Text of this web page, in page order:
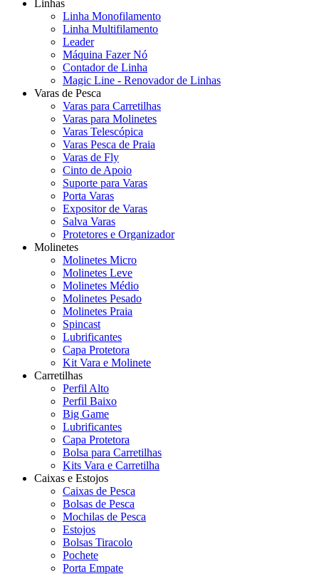
Linhas
Linha Monofilamento
Linha Multifilamento
Leader
Máquina Fazer Nó
Contador de Linha
Magic Line - Renovador de Linhas
Varas de Pesca
Varas para Carretilhas
Varas para Molinetes
Varas Telescópica
Varas Pesca de Praia
Varas de Fly
Cinto de Apoio
Suporte para Varas
Porta Varas
Expositor de Varas
Salva Varas
Protetores e Organizador
Molinetes
Molinetes Micro
Molinetes Leve
Molinetes Médio
Molinetes Pesado
Molinetes Praia
Spincast
Lubrificantes
Capa Protetora
Kit Vara e Molinete
Carretilhas
Perfil Alto
Perfil Baixo
Big Game
Lubrificantes
Capa Protetora
Bolsa para Carretilhas
Kits Vara e Carretilha
Caixas e Estojos
Caixas de Pesca
Bolsas de Pesca
Mochilas de Pesca
Estojos
Bolsas Tiracolo
Pochete
Porta Empate